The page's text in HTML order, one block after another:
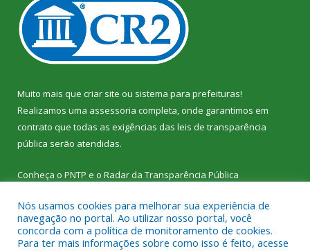
Muito mais que criar site ou sistema para prefeituras!
Realizamos uma assessoria completa, onde garantimos em
contrato que todas as exigências das leis de transparência
pública serão atendidas.
Conheça o PNTP e o Radar da Transparência Pública
Todos os direitos reservados a Câmara Municipal de Vitória do
Nós usamos cookies para melhorar sua experiência de
navegação no portal. Ao utilizar nosso portal, você
concorda com a política de monitoramento de cookies.
Para ter mais informações sobre como isso é feito, acesse